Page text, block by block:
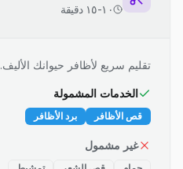
١٠-١٥ دقيقة
تقليم سريع لأظافر حيوانك الأليف.
الخدمات المشمولة
قص الأظافر برد الأظافر
غير مشمول